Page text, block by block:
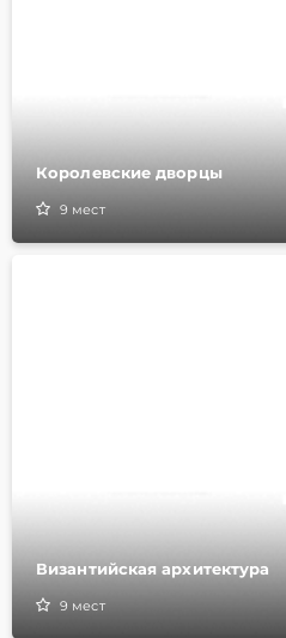
Королевские дворцы
9 мест
Византийская архитектура
9 мест